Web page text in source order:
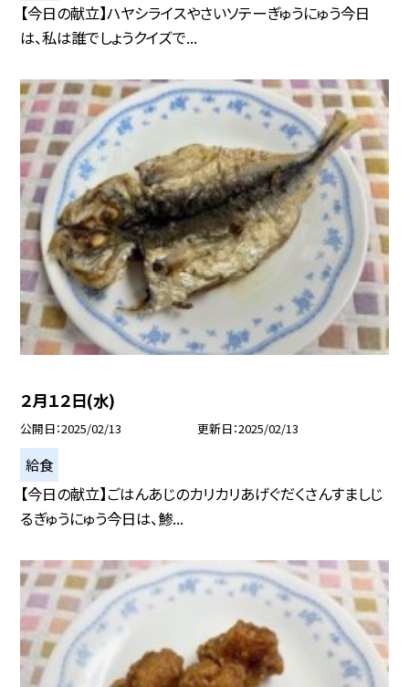
【今日の献立】ハヤシライスやさいソテーぎゅうにゅう今日
は、私は誰でしょうクイズで...
２月１２日(水)
公開日 2025/02/13 更新日 2025/02/13
給食
【今日の献立】ごはんあじのカリカリあげぐだくさんすましじ
るぎゅうにゅう今日は、鯵...